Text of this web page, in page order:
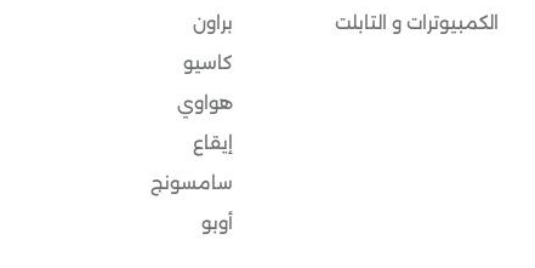
الكمبيوترات و التابلت
براون
كاسيو
هواوي
إيقاع
سامسونج
أوبو